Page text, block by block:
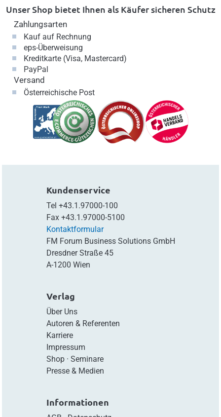
Unser Shop bietet Ihnen als Käufer sicheren Schutz
Zahlungsarten
Kauf auf Rechnung
eps-Überweisung
Kreditkarte (Visa, Mastercard)
PayPal
Versand
Österreichische Post
Kundenservice
Tel +43.1.97000-100
Fax +43.1.97000-5100
Kontaktformular
FM Forum Business Solutions GmbH
Dresdner Straße 45
A-1200 Wien
Verlag
Über Uns
Autoren & Referenten
Karriere
Impressum
Shop· Seminare
Presse & Medien
Informationen